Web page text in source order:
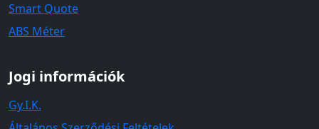
Smart Quote
ABS Méter
Jogi információk
Gy.I.K.